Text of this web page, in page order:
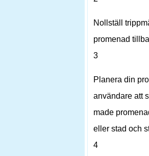
Nollställ
promenad
3
Planera din
användare att
made
eller stad och
4